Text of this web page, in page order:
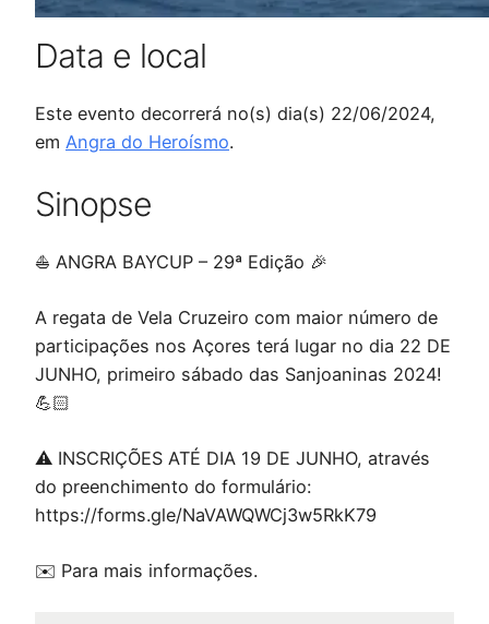
Data e local
Este evento decorrerá no(s) dia(s) 22/06/2024,
em Angra do Heroísmo.
Sinopse
⛵ ANGRA BAYCUP – 29ª Edição 🎉
A regata de Vela Cruzeiro com maior número de
participações nos Açores terá lugar no dia 22 DE
JUNHO, primeiro sábado das Sanjoaninas 2024!
💪🏻
⚠️ INSCRIÇÕES ATÉ DIA 19 DE JUNHO, através
do preenchimento do formulário:
https://forms.gle/NaVAWQWCj3w5RkK79
✉️ Para mais informações.